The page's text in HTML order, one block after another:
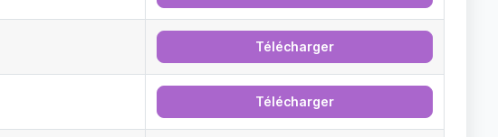
Télécharger
Télécharger